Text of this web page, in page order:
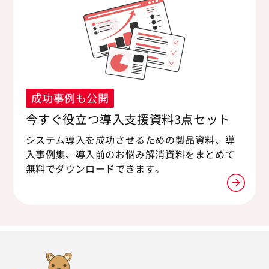
成功事例も公開
今すぐ役立つ導入支援資料3点セット
システム導入を成功させるための製品資料、導
入事例集、導入前のお悩み解消資料をまとめて
無料でダウンロードできます。